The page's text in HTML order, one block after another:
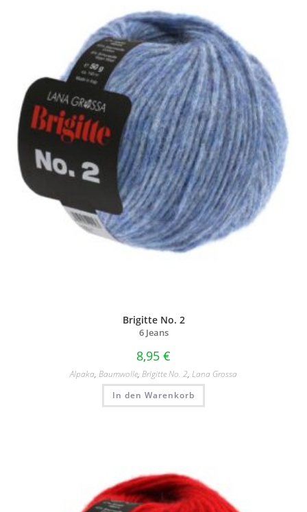
Brigitte No. 2
6 Jeans
8,95 €
Alpaka, Baumwolle, Brigitte No. 2, Lana Grossa
In den Warenkorb